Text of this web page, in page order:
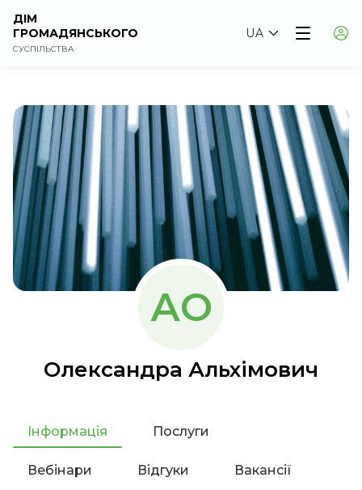
ДІМ
ГРОМАДЯНСЬКОГО
СУСПІЛЬСТВА
UA
АО
Олександра Альхімович
Інформація Послуги
Вебінари Відгуки Вакансії